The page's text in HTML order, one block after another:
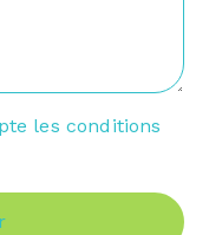
les conditions